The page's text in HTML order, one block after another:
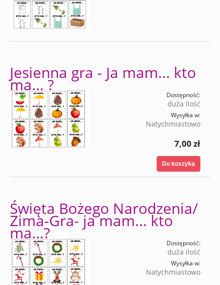
Jesienna gra - Ja mam... kto
ma... ?
Dostępność:
duża ilość
Wysyłka w:
Natychmiastowo
7,00 zł
Do koszyka
Święta Bożego Narodzenia/
Zima-Gra- ja mam... kto
ma...?
Dostępność:
duża ilość
Wysyłka w:
Natychmiastowo